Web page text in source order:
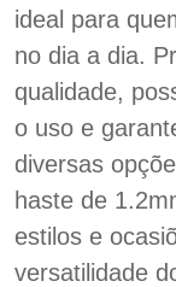
ideal para
no dia a dia.
qualidade,
o uso e
diversas
haste de
estilos e
versatilidade